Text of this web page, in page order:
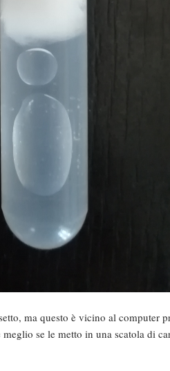
ma questo è vicino al computer
se le metto in una scatola di